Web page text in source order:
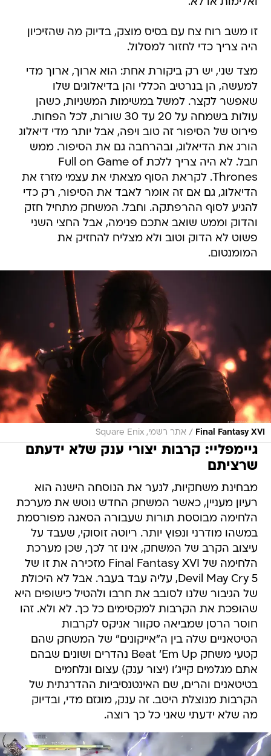
זו משב רוח צח עם בסיס מוצק, בדיוק מה שהזיכיון
היה צריך כדי לחזור למסלול.
מצד שני, יש רק ביקורת אחת: הוא ארוך, ארוך מדי
למעשה, הן בנרטיב הכללי והן בדיאלוגים שלו
שאפשר לקצר. למשל במשימות המשניות, כשהן
עולות בשמחה על 20 עד 30 שורות, לכל הפחות.
פירוט של הסיפור זה טוב ויפה, אבל יותר מדי דיאלוג
הורג את הדיאלוג, ובהרחבה גם את הסיפור. ממש
חבל. לא היה צריך ללכת Full on Game of
Thrones. לקראת הסוף מצאתי את עצמי מזרז את
הדיאלוג, גם אם זה אומר לאבד את הסיפור, רק כדי
להגיע לסוף ההרפתקה. וחבל. המשחק מתחיל חזק
והדוק וממש שואב אתכם פנימה, אבל החצי השני
פשוט לא הדוק וטוב ולא מצליח להחזיק את
המומנטום.
Final Fantasy XVI
/ אתר רשמי, Square Enix
גיימפליי: קרבות יצורי ענק שלא ידעתם
שרציתם
מבחינת משחקיות, לנער את הנוסחה הישנה הוא
רעיון מעניין, כאשר המשחק החדש נוטש את מערכת
הלחימה מבוססת תורות שעבורה הסאגה מפורסמת
במשהו מודרני ונפוץ יותר. ריוטה זוסוקי, שעבד על
עיצוב הקרב של המשחק, אינו זר לכך, שכן מערכת
הלחימה של Final Fantasy XVI מזכירה את זו של
Devil May Cry 5, עליה עבד בעבר. אבל לא היכולת
של הגיבור שלנו לסובב את חרבו ולהטיל כישופים היא
שהופכת את הקרבות למקסימים כל כך. לא ולא. זהו
חוסר הרסן שמביאה סקוור אניקס לקרבות
הטיטאניים שלה בין ה"אייקונים" של המשחק שהם
קטעי משחק Beat 'Em Up נהדרים ושונים שבהם
אתם מגלמים קייג'ו (יצור ענק) עצום ונלחמים
בטיטאנים והרים, שם האינטנסיביות ההדרגתית של
הקרבות מנוצלת היטב. זה ענק, מוגזם מדי, ובדיוק
מה שלא ידעתי שאני כל כך רוצה.